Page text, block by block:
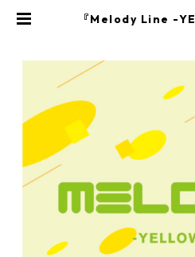
『Melody Line -